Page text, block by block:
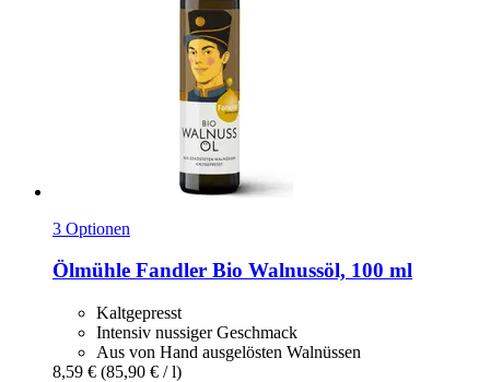
3 Optionen
Ölmühle Fandler Bio Walnussöl, 100 ml
Kaltgepresst
Intensiv nussiger Geschmack
Aus von Hand ausgelösten Walnüssen
8,59 € (85,90 € / l)